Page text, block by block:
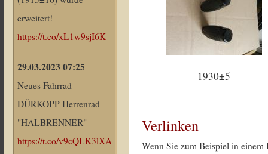
erweitert!
https://t.co/xL1w9sjI6K
29.03.2023 07:25
Neues Fahrrad
DÜRKOPP Herrenrad
"HALBRENNER"
https://t.co/v9cQLK3lXA
1930±5
Verlinken
Wenn Sie zum Beispiel in